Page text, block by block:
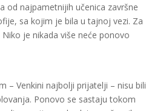
od najpametnijih učenica završne
sa kojim je bila u tajnoj vezi. Za
je nikada više neće ponovo
– Venkini najbolji prijatelji – nisu bili
Ponovo se sastaju tokom